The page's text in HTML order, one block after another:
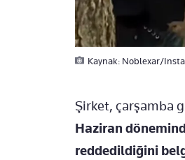
Kaynak: Noblexar/
Şirket, çarşamba
Haziran
reddedildiğini